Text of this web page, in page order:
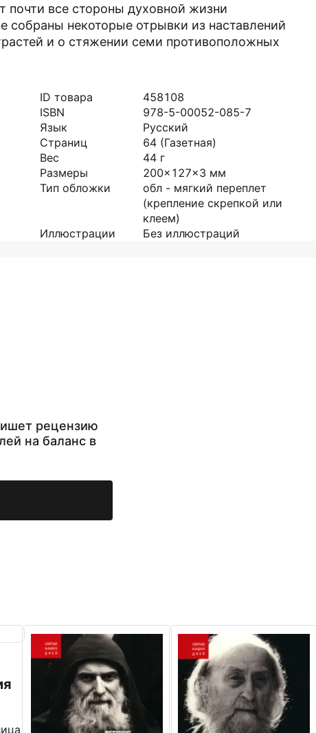
почти все стороны духовной жизни
собраны некоторые отрывки из наставлений
и о стяжении семи противоположных
ID товара
458108
ISBN
978-5-00052-085-7
Язык
Русский
Страниц
64 (Газетная)
Вес
44 г
Размеры
200x127x3 мм
Тип обложки
обл - мягкий переплет
(крепление скрепкой или
клеем)
Иллюстрации
Без иллюстраций
рецензию
на баланс в